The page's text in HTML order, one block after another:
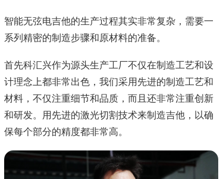
智能无弦电吉他的生产过程其实非常复杂，需要一
系列精密的制造步骤和原材料的准备。
首先科汇兴作为源头生产工厂不仅在制造工艺和设
计理念上都非常出色，我们采用先进的制造工艺和
材料，不仅注重细节和品质，而且还非常注重创新
和研发。用先进的激光切割技术来制造吉他，以确
保每个部分的精度都非常高。